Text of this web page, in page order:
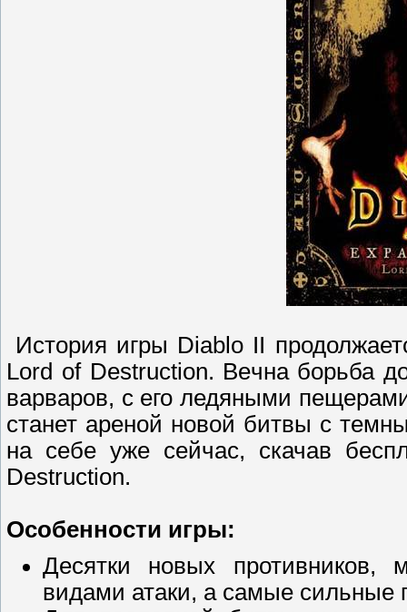
История игры Diablo II
Lord of Destruction. Вечна борьба
варваров, с его ледяными
станет ареной новой битвы с
на себе уже сейчас, скачав
Destruction.
Особенности игры:
Десятки новых противников,
видами атаки, а самые сильные